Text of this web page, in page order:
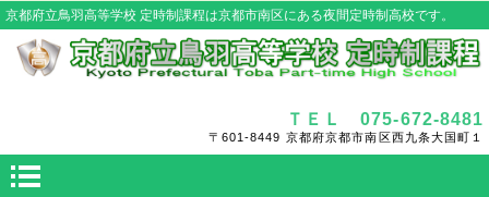
京都府立鳥羽高等学校 定時制課程は京都市南区にある夜間定時制高校です。
ＴＥＬ 075-672-8481
〒601-8449 京都府京都市南区西九条大国町１